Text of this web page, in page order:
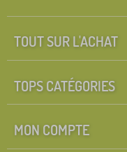
FILTRATION
TOUT SUR L'ACHAT
TOPS CATÉGORIES
MON COMPTE